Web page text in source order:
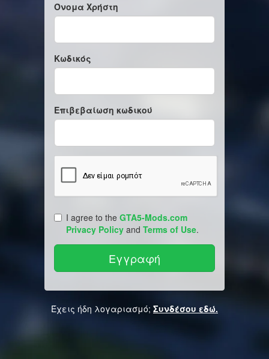
Όνομα Χρήστη
Κωδικός
Επιβεβαίωση κωδικού
I agree to the GTA5-Mods.com
Privacy Policy and Terms of Use.
Έχεις ήδη λογαριασμό; Συνδέσου εδώ.